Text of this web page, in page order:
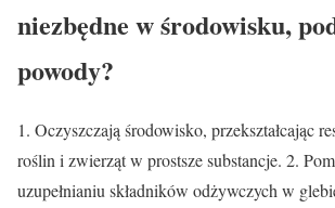
niezbędne w środowisku,
powody?
1. Oczyszczają środowisko, przekształcając
roślin i zwierząt w prostsze substancje. 2.
uzupełnianiu składników odżywczych w